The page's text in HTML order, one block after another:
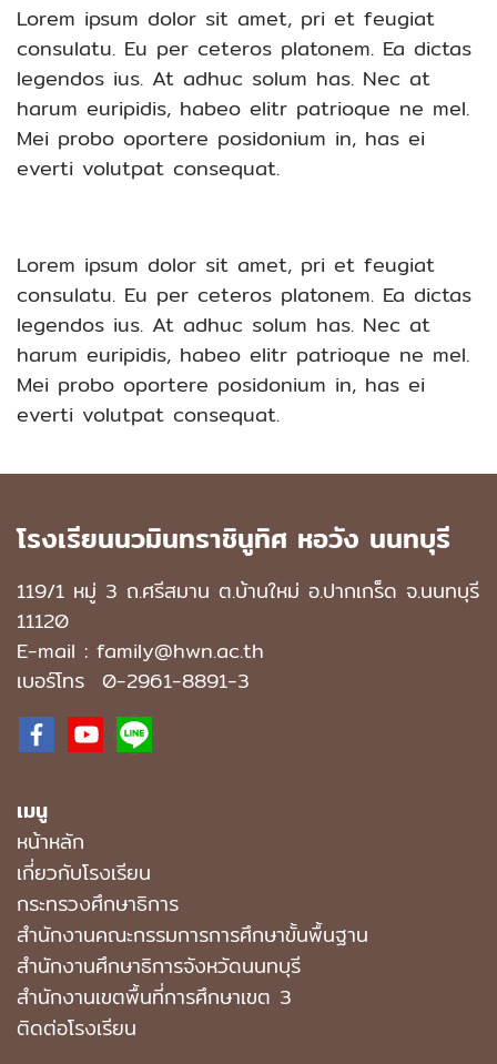
Lorem ipsum dolor sit amet, pri et feugiat
consulatu. Eu per ceteros platonem. Ea dictas
legendos ius. At adhuc solum has. Nec at
harum euripidis, habeo elitr patrioque ne mel.
Mei probo oportere posidonium in, has ei
everti volutpat consequat.
Lorem ipsum dolor sit amet, pri et feugiat
consulatu. Eu per ceteros platonem. Ea dictas
legendos ius. At adhuc solum has. Nec at
harum euripidis, habeo elitr patrioque ne mel.
Mei probo oportere posidonium in, has ei
everti volutpat consequat.
โรงเรียนนวมินทราชินูทิศ หอวัง นนทบุรี
119/1 หมู่ 3 ถ.ศรีสมาน ต.บ้านใหม่ อ.ปากเกร็ด จ.นนทบุรี
11120
E-mail : family@hwn.ac.th
เบอร์โทร 0-2961-8891-3
เมนู
หน้าหลัก
เกี่ยวกับโรงเรียน
กระทรวงศึกษาธิการ
สำนักงานคณะกรรมการการศึกษาขั้นพื้นฐาน
สำนักงานศึกษาธิการจังหวัดนนทบุรี
สำนักงานเขตพื้นที่การศึกษาเขต 3
ติดต่อโรงเรียน